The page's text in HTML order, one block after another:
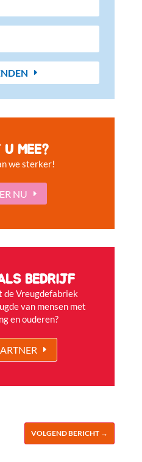
U MEE?
we sterker!
NU
BEDRIJF
de Vreugdefabriek
van mensen met
en ouderen?
VOLGEND BERICHT →